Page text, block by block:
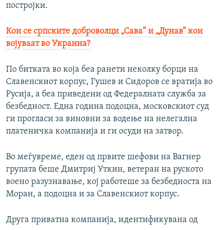
постројки.
Кои се српските доброволци „Сава“ и „Дунав“ кои
војуваат во Украина?
По битката во која беа ранети неколку борци на
Славенскиот корпус, Гушев и Сидоров се вратија во
Русија, а беа приведени од Федералната служба за
безбедност. Една година подоцна, московскиот суд
ги прогласи за виновни за водење на нелегална
платеничка компанија и ги осуди на затвор.
Во меѓувреме, еден од првите шефови на Вагнер
групата беше Дмитриј Уткин, ветеран на руското
воено разузнавање, кој работеше за безбедноста на
Моран, а подоцна и за Славенскиот корпус.
Друга приватна компанија, идентификувана од